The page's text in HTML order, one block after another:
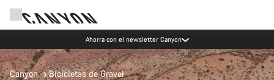
Ahorra con el newsletter Canyon
Canyon Bicicletas de Gravel